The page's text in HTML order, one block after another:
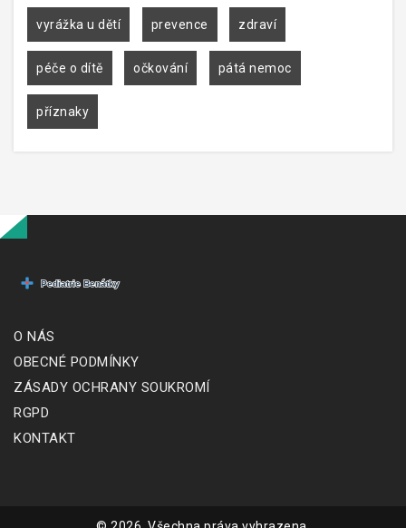
vyrážka u dětí prevence zdraví
péče o dítě očkování pátá nemoc
příznaky
O NÁS
OBECNÉ PODMÍNKY
ZÁSADY OCHRANY SOUKROMÍ
RGPD
KONTAKT